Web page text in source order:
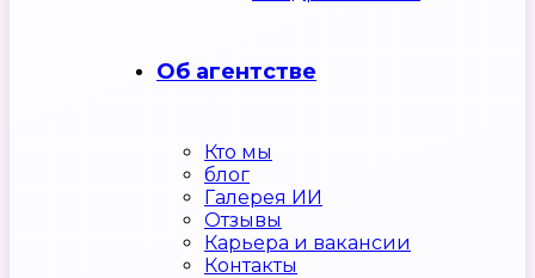
Об агентстве
Кто мы
блог
Галерея ИИ
Отзывы
Карьера и вакансии
Контакты